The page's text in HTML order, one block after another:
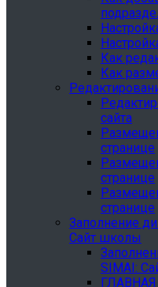
Как
Как
сайта
странице
странице
странице
Заполнение
Сайт школы
SIMAI:
ГЛАВНАЯ